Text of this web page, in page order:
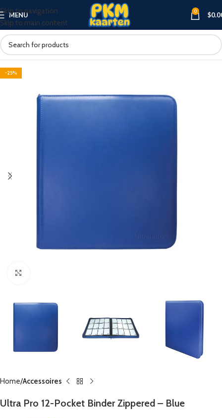
Skip to navigation
Skip to main content
MENU 0 $
-25%
Home Accessoires
Ultra Pro 12-Pocket Binder Zippered – Blue